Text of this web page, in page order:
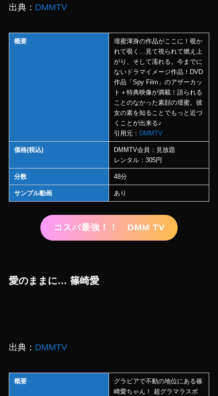
出典： DMMTV
概要
壇蜜渾身の作品がここに！覗か
れて覗く…見て視られて燃え上
がり、そして濡れる。今までに
ないドラマイメージ作品！DVD
作品「Spy Film」のアザーカッ
ト＋特典映像が満載！語られる
ことのなかった素顔の壇蜜。彼
女の素を知ることでもっと近づ
くことが出来る♪
引用元： DMMTV
価格(税込)
DMMTV会員：見放題
レンタル：305円
分数 48分
サンプル動画 あり
コスパ最強！！ DMM TV
愛のままに… 篠崎愛
出典： DMMTV
概要
グラビアで不動の地位にある篠
崎愛ちゃん！ 超グラマラスボ